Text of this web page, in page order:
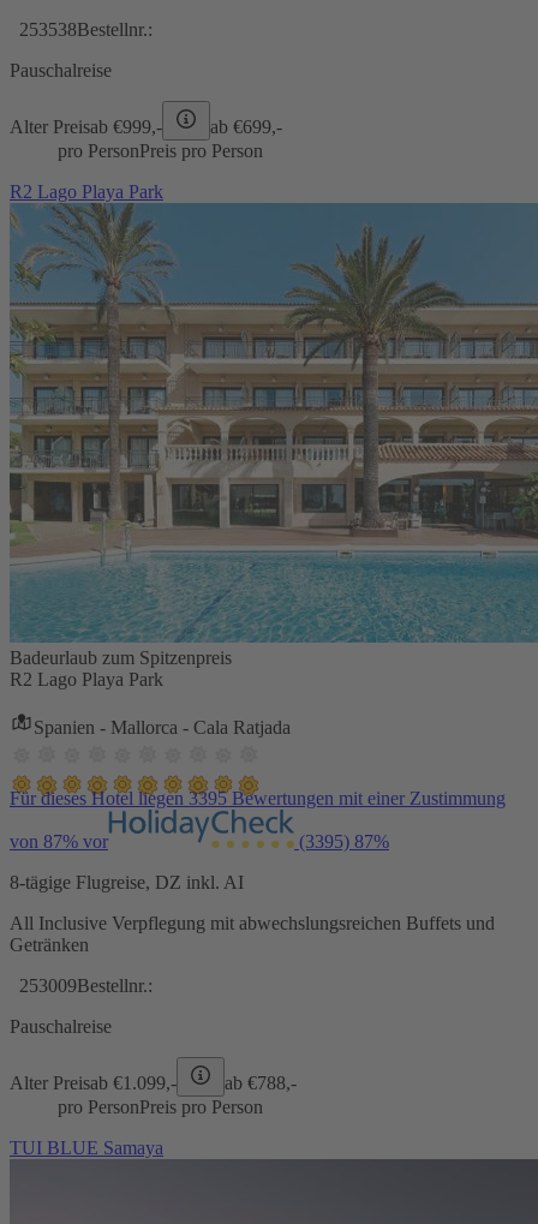
253538Bestellnr.:
Pauschalreise
Alter Preisab €999,- ab €699,-
pro PersonPreis pro Person
R2 Lago Playa Park
Badeurlaub zum Spitzenpreis
R2 Lago Playa Park
Spanien - Mallorca - Cala Ratjada
Für dieses Hotel liegen 3395 Bewertungen mit einer Zustimmung
von 87% vor (3395) 87%
8-tägige Flugreise, DZ inkl. AI
All Inclusive Verpflegung mit abwechslungsreichen Buffets und
Getränken
253009Bestellnr.:
Pauschalreise
Alter Preisab €1.099,- ab €788,-
pro PersonPreis pro Person
TUI BLUE Samaya